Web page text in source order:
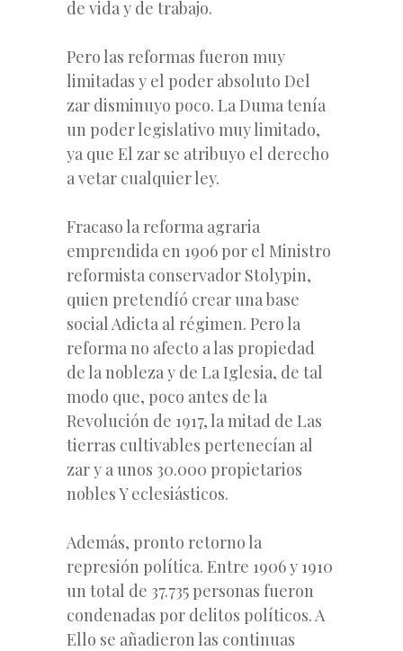
de vida y de trabajo.
Pero las reformas fueron muy
limitadas y el poder absoluto Del
zar disminuyo poco. La Duma tenía
un poder legislativo muy limitado,
ya que El zar se atribuyo el derecho
a vetar cualquier ley.
Fracaso la reforma agraria
emprendida en 1906 por el Ministro
reformista conservador Stolypin,
quien pretendíó crear una base
social Adicta al régimen. Pero la
reforma no afecto a las propiedad
de la nobleza y de La Iglesia, de tal
modo que, poco antes de la
Revolución de 1917, la mitad de Las
tierras cultivables pertenecían al
zar y a unos 30.000 propietarios
nobles Y eclesiásticos.
Además, pronto retorno la
represión política. Entre 1906 y 1910
un total de 37.735 personas fueron
condenadas por delitos políticos. A
Ello se añadieron las continuas